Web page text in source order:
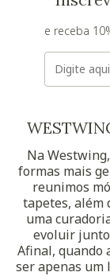
e receba
E-mail
Na
formas mais
reunimos
tapetes, além
uma
evoluir junto
Afinal, quando
ser apenas um